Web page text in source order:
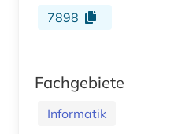
7898
Fachgebiete
Informatik